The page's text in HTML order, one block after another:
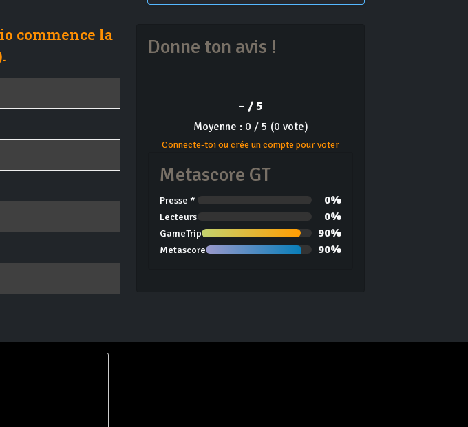
commence la
Donne ton avis !
– / 5
Moyenne : 0 / 5 (0 vote)
Connecte-toi ou crée un compte pour voter
Metascore GT
Presse * 0%
Lecteurs 0%
GameTrip 90%
Metascore 90%